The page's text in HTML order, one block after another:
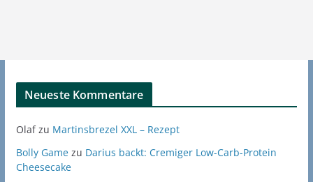
Neueste Kommentare
Olafzu Martinsbrezel XXL – Rezept
Bolly Gamezu Darius backt: Cremiger Low-Carb-Protein
Cheesecake